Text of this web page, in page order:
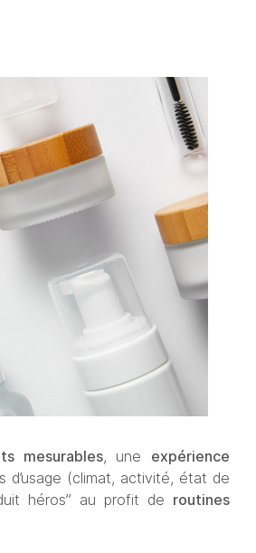
mesurables, une expérience
(climat, activité, état de
héros” au profit de routines